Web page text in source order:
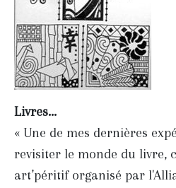
Livres...
« Une de mes dernières
revisiter le monde du livre,
art’péritif organisé par